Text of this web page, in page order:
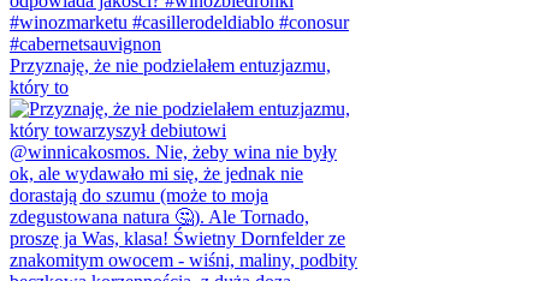
Przyznaję, że nie podzielałem entuzjazmu,
który to